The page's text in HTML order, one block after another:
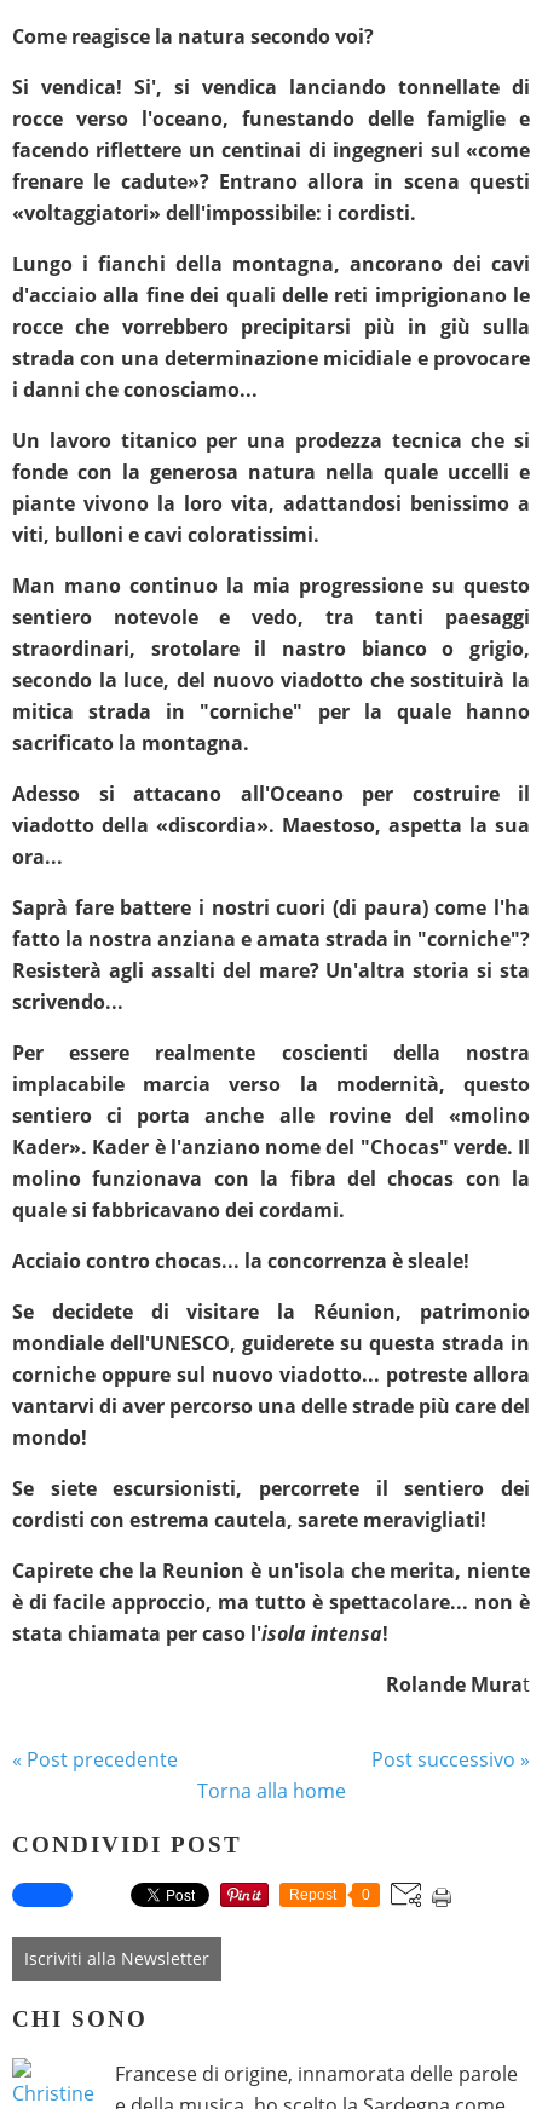
Come reagisce la natura secondo voi?
Si vendica! Si', si vendica lanciando tonnellate di
rocce verso l'oceano, funestando delle famiglie e
facendo riflettere un centinai di ingegneri sul «come
frenare le cadute»? Entrano allora in scena questi
«voltaggiatori» dell'impossibile: i cordisti.
Lungo i fianchi della montagna, ancorano dei cavi
d'acciaio alla fine dei quali delle reti imprigionano le
rocce che vorrebbero precipitarsi più in giù sulla
strada con una determinazione micidiale e provocare
i danni che conosciamo...
Un lavoro titanico per una prodezza tecnica che si
fonde con la generosa natura nella quale uccelli e
piante vivono la loro vita, adattandosi benissimo a
viti, bulloni e cavi coloratissimi.
Man mano continuo la mia progressione su questo
sentiero notevole e vedo, tra tanti paesaggi
straordinari, srotolare il nastro bianco o grigio,
secondo la luce, del nuovo viadotto che sostituirà la
mitica strada in "corniche" per la quale hanno
sacrificato la montagna.
Adesso si attacano all'Oceano per costruire il
viadotto della «discordia». Maestoso, aspetta la sua
ora...
Saprà fare battere i nostri cuori (di paura) come l'ha
fatto la nostra anziana e amata strada in "corniche"?
Resisterà agli assalti del mare? Un'altra storia si sta
scrivendo...
Per essere realmente coscienti della nostra
implacabile marcia verso la modernità, questo
sentiero ci porta anche alle rovine del «molino
Kader». Kader è l'anziano nome del "Chocas" verde. Il
molino funzionava con la fibra del chocas con la
quale si fabbricavano dei cordami.
Acciaio contro chocas... la concorrenza è sleale!
Se decidete di visitare la Réunion, patrimonio
mondiale dell'UNESCO, guiderete su questa strada in
corniche oppure sul nuovo viadotto... potreste allora
vantarvi di aver percorso una delle strade più care del
mondo!
Se siete escursionisti, percorrete il sentiero dei
cordisti con estrema cautela, sarete meravigliati!
Capirete che la Reunion è un'isola che merita, niente
è di facile approccio, ma tutto è spettacolare... non è
stata chiamata per caso l'isola intensa!
Rolande Murat
« Post precedente
Post successivo »
Torna alla home
CONDIVIDI POST
Repost 0
Iscriviti alla Newsletter
CHI SONO
Francese di origine, innamorata delle parole